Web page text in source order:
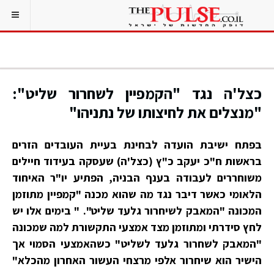
כצל'ה נגד "הקמפיין לשחרור שליט":
"מנצלים את לחיצותו של נתניהו"
בפתח ישיבת הועדה לבחינת בעיית העובדים הזרים
בראשות ח"כ יעקב כ"ץ (כצל'ה) שעסקה בעידוד חיילים
משוחררים לעבודה בענף הבניה, הפתיע יו"ר האיחוד
הלאומי כאשר דיבר נגד מה שהוא מכנה "קמפיין מתוזמן
המכונה "המאבק לשיחרור גלעד שליט". " בימים אלו יש
לחץ סידרתי ומתוזמן מצד אמצעי התקשורת למה שמכונה
"המאבק לשחרור גלעד לשליט" כשהאמצעי הסמוי אך
הישיר הוא שיחרור אלפי מרצחי העשור האחרון מהכלא"